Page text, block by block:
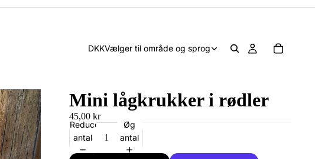
DKKVælger til område og sprog
Mini lågkrukker i rødler
45,00 kr
Reducer
antal
Øg
antal